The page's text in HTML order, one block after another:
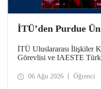
İTÜ’den Purdue
İTÜ Uluslararası İlişkiler
Görevlisi ve IAESTE
Temmuz tarihlerinde
06 Ağu 2026 Öğrenci